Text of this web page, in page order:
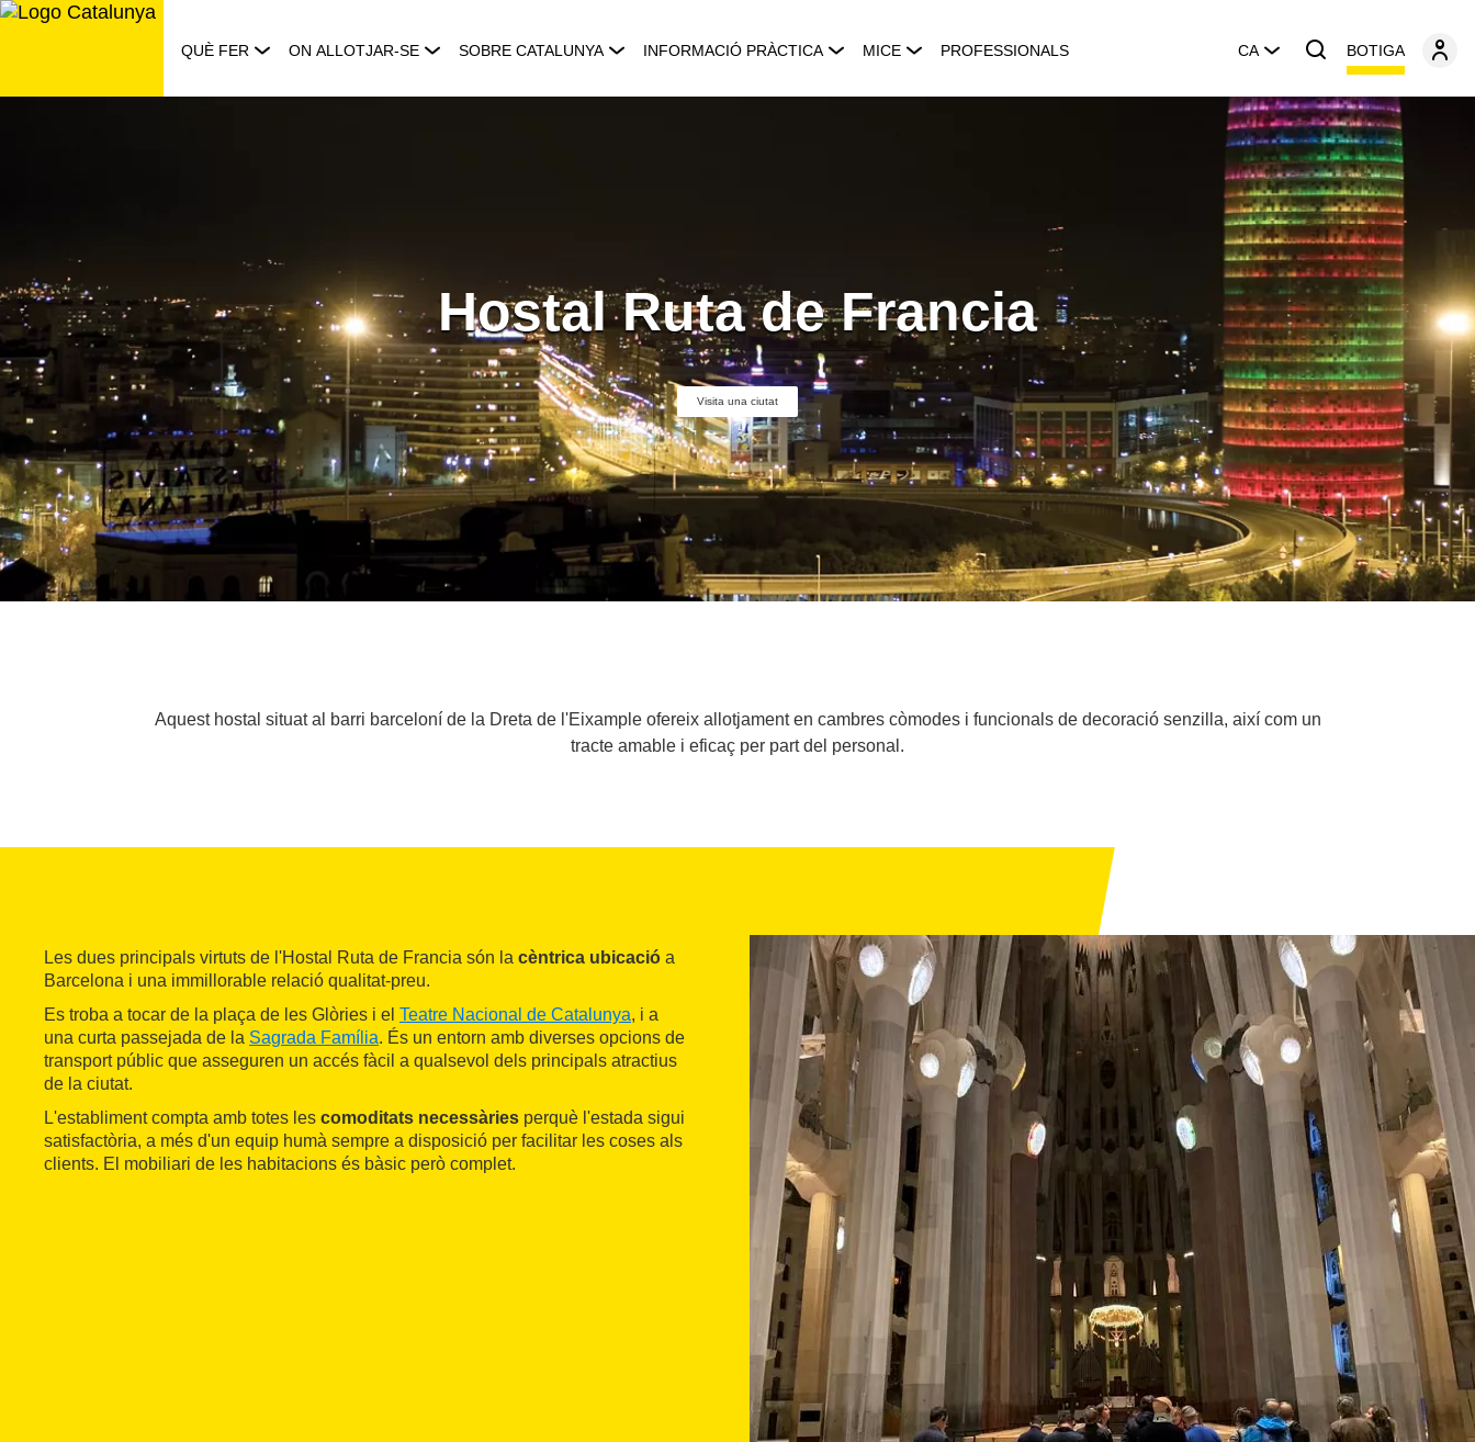
Saltar
QUÈ FER ON ALLOTJAR-SE SOBRE CATALUNYA INFORMACIÓ PRÀCTICA MICE PROFESSIONALS CA BOTIGA
Hostal Ruta de Francia
Visita una ciutat
Aquest hostal situat al barri barceloní de la Dreta de l'Eixample ofereix allotjament en cambres còmodes i funcionals de decoració senzilla, així com un
tracte amable i eficaç per part del personal.
Les dues principals virtuts de l'Hostal Ruta de Francia són la cèntrica ubicació a
Barcelona i una immillorable relació qualitat-preu.
Es troba a tocar de la plaça de les Glòries i el Teatre Nacional de Catalunya, i a
una curta passejada de la Sagrada Família. És un entorn amb diverses opcions de
transport públic que asseguren un accés fàcil a qualsevol dels principals atractius
de la ciutat.
L'establiment compta amb totes les comoditats necessàries perquè l'estada sigui
satisfactòria, a més d'un equip humà sempre a disposició per facilitar les coses als
clients. El mobiliari de les habitacions és bàsic però complet.